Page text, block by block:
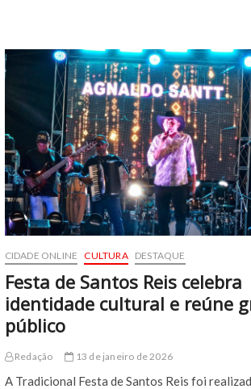
Bahia
com
elenco
formado
somente
por
pessoas
com
deficiência
CIDADE ONLINE CULTURA DESTAQUE
Festa de Santos Reis celebra
identidade cultural e reúne
público
Redação 13 de janeiro de 2026
A Tradicional Festa de Santos Reis foi